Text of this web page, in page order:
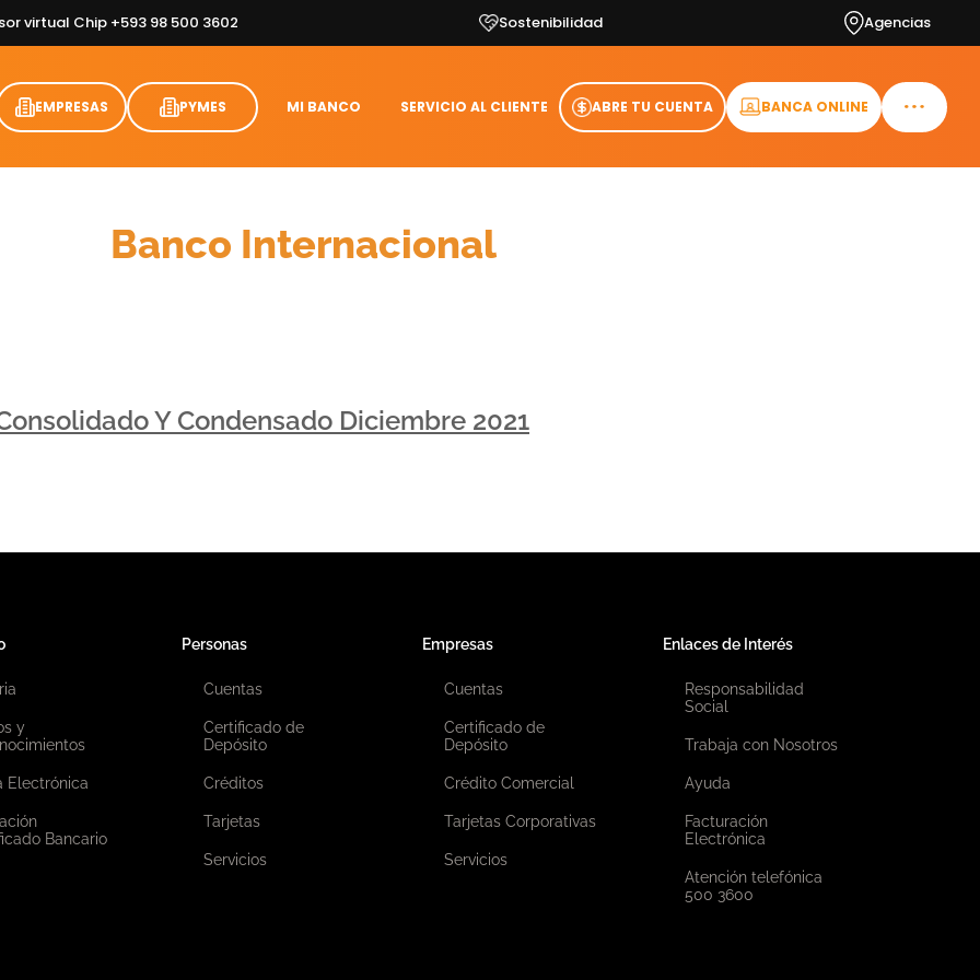
virtual Chip +593 98 500 3602 Sostenibilidad Agencias
EMPRESAS PYMES MI BANCO SERVICIO AL CLIENTE ABRE TU CUENTA BANCA ONLINE
Banco Internacional
Y Condensado Diciembre 2021
y
Electrónica
Bancario
Personas
Cuentas
Certificado de
Depósito
Créditos
Tarjetas
Servicios
Empresas
Cuentas
Certificado de
Depósito
Crédito Comercial
Tarjetas Corporativas
Servicios
Enlaces de Interés
Responsabilidad
Social
Trabaja con Nosotros
Ayuda
Facturación
Electrónica
Atención telefónica
500 3600